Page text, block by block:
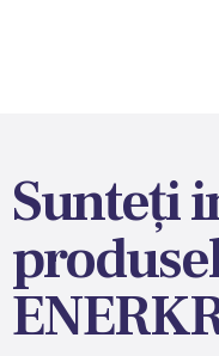
Sunteți